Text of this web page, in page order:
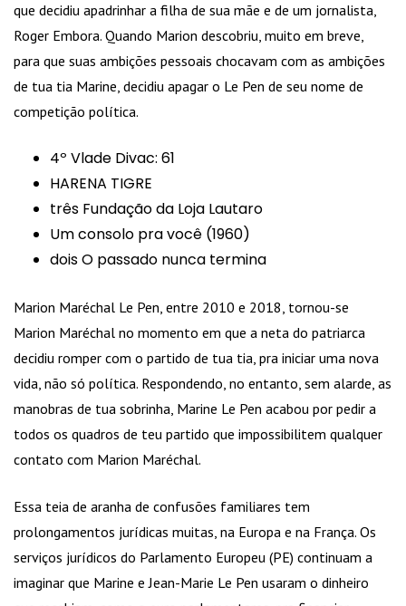
que decidiu apadrinhar a filha de sua mãe e de um jornalista,
Roger Embora. Quando Marion descobriu, muito em breve,
para que suas ambições pessoais chocavam com as ambições
de tua tia Marine, decidiu apagar o Le Pen de seu nome de
competição política.
4º Vlade Divac: 61
HARENA TIGRE
três Fundação da Loja Lautaro
Um consolo pra você (1960)
dois O passado nunca termina
Marion Maréchal Le Pen, entre 2010 e 2018, tornou-se
Marion Maréchal no momento em que a neta do patriarca
decidiu romper com o partido de tua tia, pra iniciar uma nova
vida, não só política. Respondendo, no entanto, sem alarde, as
manobras de tua sobrinha, Marine Le Pen acabou por pedir a
todos os quadros de teu partido que impossibilitem qualquer
contato com Marion Maréchal.
Essa teia de aranha de confusões familiares tem
prolongamentos jurídicas muitas, na Europa e na França. Os
serviços jurídicos do Parlamento Europeu (PE) continuam a
imaginar que Marine e Jean-Marie Le Pen usaram o dinheiro